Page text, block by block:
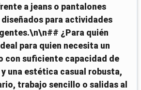
a jeans o pantalones
para actividades
¿Para quién
para quien necesita un
con suficiente capacidad de
una estética casual robusta,
trabajo sencillo o salidas al